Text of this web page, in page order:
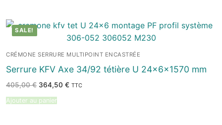
SALE!
CRÉMONE SERRURE MULTIPOINT ENCASTRÉE
Serrure KFV Axe 34/92 tétière U 24x6x1570 mm
405,00€ Le
initial
était :
364,50 €Le
TTC
Ajouter au panier